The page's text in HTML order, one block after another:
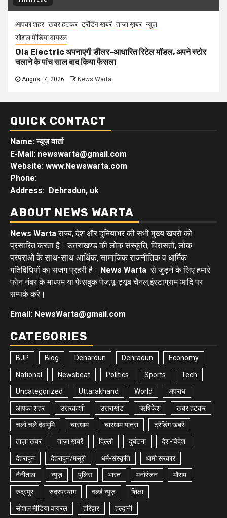
आपका शहर खबर हटकर ट्रेंडिंग खबरें ताज़ा ख़बर न्यूज़
सोशल मीडिया वायरल
Ola Electric अपनाएगी डीलर-आधारित रिटेल मॉडल, अपने स्टोर
चलाने के पांच साल बाद किया फैसला
August 7, 2026 News Warta
QUICK CONTACT
Name: न्यूज़ वार्ता
E-Mail: newswarta@gmail.com
Website: www.Newswarta.com
Phone:
Address: Dehradun, uk
ABOUT NEWS WARTA
News Wartaराज्य, देश और दुनियाभर की सभी मुख्य खबरों को
प्रसारित करता है। उत्तराखण्ड की लोक संस्कृति, विरासतों, लोक
परंपराओ के साथ-साथ आर्थिक, सामाजिक राजनीतिक व धार्मिक
गतिविधियों का सजग प्रहरी है। News Warta से जुड़ने के लिए हमारे
फोन नंबर के माध्यम या फेसबुक पेज,यू-ट्यूब चैनल,इंस्टाग्राम आदि पर
सम्पर्क करे।
Email: NewsWarta@gmail.com
CATEGORIES
BJP Blog Dehardun Dehradun Economy
National Newsbeat Politics Sports Tech
Uncategorized Uttarakhand World अपराध
आपका शहर उत्तरकाशी उत्तराखंड ऋषिकेश खबर हटकर
चलो चले देवभूमि चारधाम चारधाम यात्रा ट्रेंडिंग खबरें
ताज़ा ख़बर ताज़ा ख़बरें दिल्ली दुर्घटना देश-विदेश
देहरादून देहरादून/मसूरी धर्म-संस्कृति धामी सरकार
नैनीताल न्यूज़ पुलिस भारत मनोरंजन मौसम
रुद्रपुर रुद्रप्रयाग वर्ल्ड न्यूज़ शिक्षा
सोशल मीडिया वायरल हरिद्वार हल्द्वानी